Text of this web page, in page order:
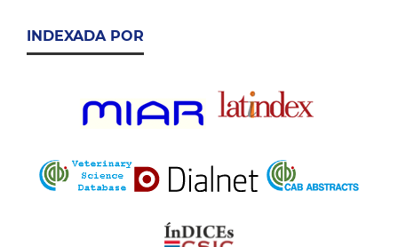
INDEXADA POR